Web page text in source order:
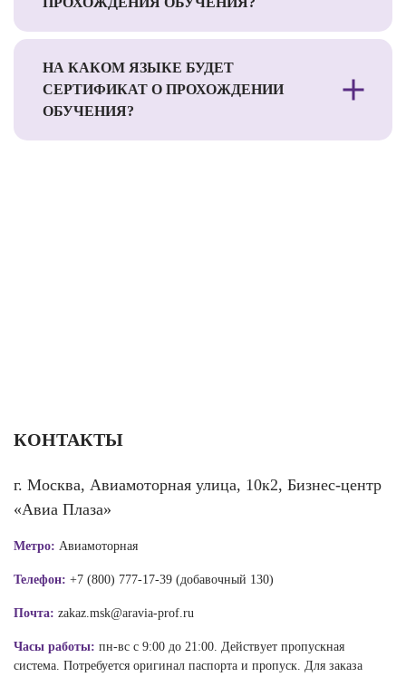
НА КАКОМ ЯЗЫКЕ БУДЕТ
СЕРТИФИКАТ О ПРОХОЖДЕНИИ
ОБУЧЕНИЯ?
КОНТАКТЫ
г. Москва, Авиамоторная улица, 10к2, Бизнес-центр
«Авиа Плаза»
Метро: Авиамоторная
Телефон: +7 (800) 777-17-39 (добавочный 130)
Почта: zakaz.msk@aravia-prof.ru
Часы работы: пн-вс с 9:00 до 21:00. Действует пропускная
система. Потребуется оригинал паспорта и пропуск. Для заказа